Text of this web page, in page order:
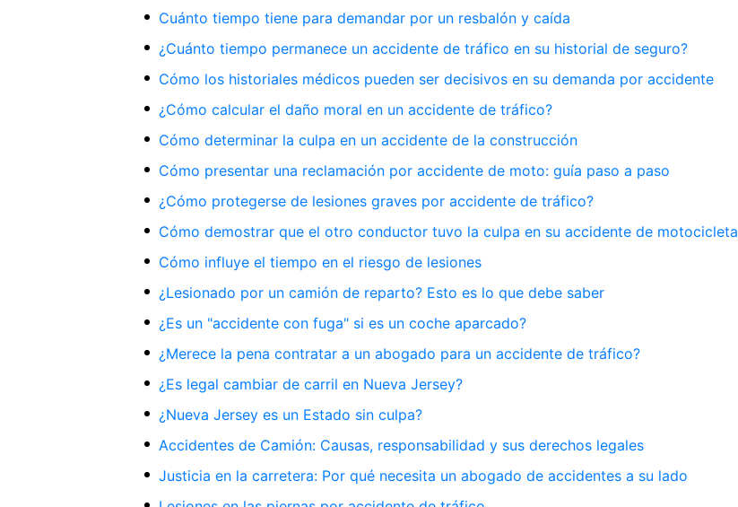
Cuánto tiempo tiene para demandar por un resbalón y caída
¿Cuánto tiempo permanece un accidente de tráfico en su historial de seguro?
Cómo los historiales médicos pueden ser decisivos en su demanda por accidente
¿Cómo calcular el daño moral en un accidente de tráfico?
Cómo determinar la culpa en un accidente de la construcción
Cómo presentar una reclamación por accidente de moto: guía paso a paso
¿Cómo protegerse de lesiones graves por accidente de tráfico?
Cómo demostrar que el otro conductor tuvo la culpa en su accidente de motocicleta
Cómo influye el tiempo en el riesgo de lesiones
¿Lesionado por un camión de reparto? Esto es lo que debe saber
¿Es un "accidente con fuga" si es un coche aparcado?
¿Merece la pena contratar a un abogado para un accidente de tráfico?
¿Es legal cambiar de carril en Nueva Jersey?
¿Nueva Jersey es un Estado sin culpa?
Accidentes de Camión: Causas, responsabilidad y sus derechos legales
Justicia en la carretera: Por qué necesita un abogado de accidentes a su lado